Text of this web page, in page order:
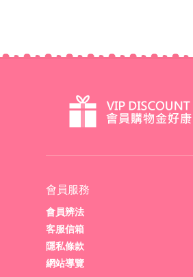
會員服務
會員辨法
客服信箱
隱私條款
網站導覽